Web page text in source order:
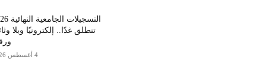
التسجيلات
تنطلق غدًا.. إلكترونيًا وبلا
4 أغسطس 2026